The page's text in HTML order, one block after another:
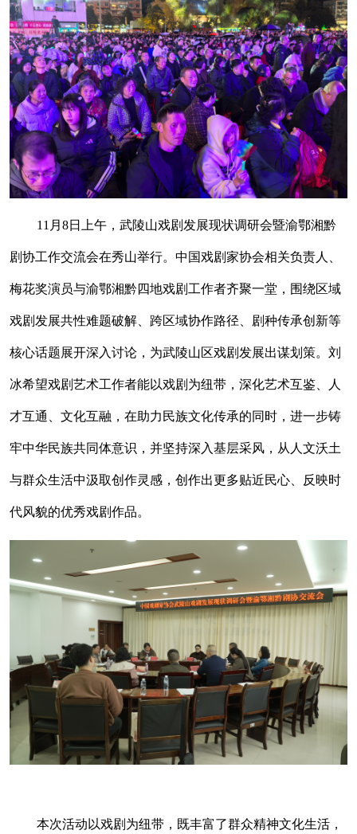
11月8日上午，武陵山戏剧发展现状调研会暨渝鄂湘黔
剧协工作交流会在秀山举行。中国戏剧家协会相关负责人、
梅花奖演员与渝鄂湘黔四地戏剧工作者齐聚一堂，围绕区域
戏剧发展共性难题破解、跨区域协作路径、剧种传承创新等
核心话题展开深入讨论，为武陵山区戏剧发展出谋划策。刘
冰希望戏剧艺术工作者能以戏剧为纽带，深化艺术互鉴、人
才互通、文化互融，在助力民族文化传承的同时，进一步铸
牢中华民族共同体意识，并坚持深入基层采风，从人文沃土
与群众生活中汲取创作灵感，创作出更多贴近民心、反映时
代风貌的优秀戏剧作品。
本次活动以戏剧为纽带，既丰富了群众精神文化生活，